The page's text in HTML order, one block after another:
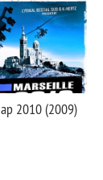
2010 (2009)